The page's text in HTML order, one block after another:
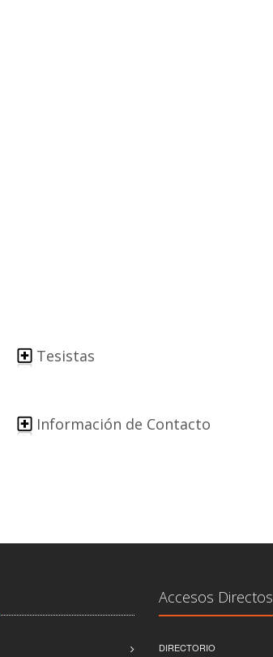
Tesistas
Información de Contacto
Accesos Directos
DIRECTORIO